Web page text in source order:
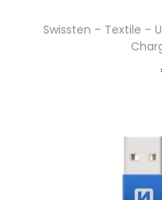
Swissten – Textile –